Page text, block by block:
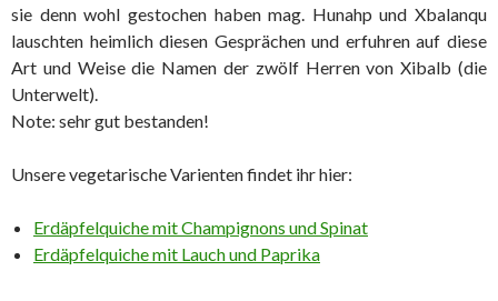
sie denn wohl gestochen haben mag. Hunahp und Xbalanqu
lauschten heimlich diesen Gesprächen und erfuhren auf diese
Art und Weise die Namen der zwölf Herren von Xibalb (die
Unterwelt).
Note: sehr gut bestanden!
Unsere vegetarische Varienten findet ihr hier:
Erdäpfelquiche mit Champignons und Spinat
Erdäpfelquiche mit Lauch und Paprika